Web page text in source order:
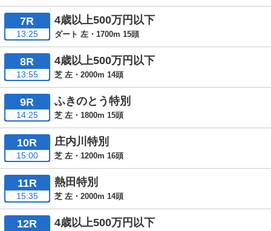
7R
13:25
4歳以上500万円以下
ダート 左・1700m 15頭
8R
13:55
4歳以上500万円以下
芝 左・2000m 14頭
9R
14:25
ふきのとう特別
芝 左・1800m 15頭
10R
15:00
庄内川特別
芝 左・1200m 16頭
11R
15:35
熱田特別
芝 左・2000m 14頭
12R 4歳以上500万円以下